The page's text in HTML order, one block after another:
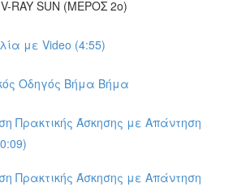
RAY SUN (ΜΕΡΟΣ 2o)
με Video (4:55)
Οδηγός Βήμα Βήμα
Πρακτικής Άσκησης με Απάντηση
Πρακτικής Άσκησης με Απάντηση